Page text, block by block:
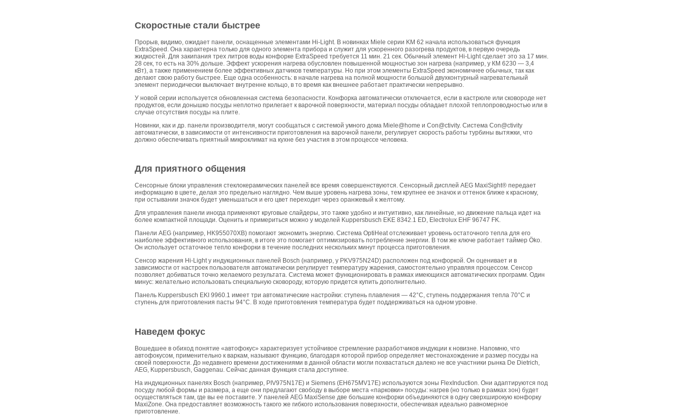
Скоростные стали быстрее
Прорыв, видимо, ожидает панели, оснащенные элементами Hi-Light. В новинках Miele серии KM 62 начала использоваться функция
ExtraSpeed. Она характерна только для одного элемента прибора и служит для ускоренного разогрева продуктов, в первую очередь
жидкостей. Для закипания трех литров воды конфорке ExtraSpeed требуется 11 мин. 21 сек. Обычный элемент Hi-Light сделает это за 17 мин.
28 сек, то есть на 30% дольше. Эффект ускорения нагрева обусловлен повышенной мощностью зон нагрева (например, у КМ 6230 — 3,4
кВт), а также применением более эффективных датчиков температуры. Но при этом элементы ExtraSpeed экономичнее обычных, так как
делают свою работу быстрее. Еще одна особенность: в начале нагрева на полной мощности большой двухконтурный нагревательный
элемент периодически выключает внутренне кольцо, в то время как внешнее работает практически непрерывно.
У новой серии используется обновленная система безопасности. Конфорка автоматически отключается, если в кастрюле или сковороде нет
продуктов, если донышко посуды неплотно прилегает к варочной поверхности, материал посуды обладает плохой теплопроводностью или в
случае отсутствия посуды на плите.
Новинки, как и др. панели производителя, могут сообщаться с системой умного дома Miele@home и Con@ctivity. Система Con@ctivity
автоматически, в зависимости от интенсивности приготовления на варочной панели, регулирует скорость работы турбины вытяжки, что
должно обеспечивать приятный микроклимат на кухне без участия в этом процессе человека.
Для приятного общения
Сенсорные блоки управления стеклокерамических панелей все время совершенствуются. Сенсорный дисплей AEG MaxiSight® передает
информацию в цвете, делая это предельно наглядно. Чем выше уровень нагрева зоны, тем крупнее ее значок и оттенок ближе к красному,
при остывании значок будет уменьшаться и его цвет переходит через оранжевый к желтому.
Для управления панели иногда применяют круговые слайдеры, это также удобно и интуитивно, как линейные, но движение пальца идет на
более компактной площади. Оценить и примериться можно у моделей Kuppersbusch EKE 8342.1 ED, Electrolux EHF 96747 FK.
Панели AEG (например, HK955070XB) помогают экономить энергию. Система OptiHeat отслеживает уровень остаточного тепла для его
наиболее эффективного использования, в итоге это помогает оптимизировать потребление энергии. В том же ключе работает таймер Öko.
Он использует остаточное тепло конфорки в течение последних нескольких минут процесса приготовления.
Сенсор жарения Hi-Light у индукционных панелей Bosch (например, у PKV975N24D) расположен под конфоркой. Он оценивает и в
зависимости от настроек пользователя автоматически регулирует температуру жарения, самостоятельно управляя процессом. Сенсор
позволяет добиваться точно желаемого результата. Система может функционировать в рамках имеющихся автоматических программ. Один
минус: желательно использовать специальную сковороду, которую придется купить дополнительно.
Панель Kuppersbusch EKI 9960.1 имеет три автоматические настройки: ступень плавления — 42°С, ступень поддержания тепла 70°С и
ступень для приготовления пасты 94°С. В ходе приготовления температура будет поддерживаться на одном уровне.
Наведем фокус
Вошедшее в обиход понятие «автофокус» характеризует устойчивое стремление разработчиков индукции к новизне. Напомню, что
автофокусом, применительно к варкам, называют функцию, благодаря которой прибор определяет местонахождение и размер посуды на
своей поверхности. До недавнего времени достижениями в данной области могли похвастаться далеко не все участники рынка De Dietrich,
AEG, Kuppersbusch, Gaggenau. Сейчас данная функция стала доступнее.
На индукционных панелях Bosch (например, PIV975N17E) и Siemens (EH675MV17E) используются зоны FlexInduction. Они адаптируются под
посуду любой формы и размера, а еще они предлагают свободу в выборе места «парковки» посуды: нагрев (но только в рамках зон) будет
осуществляться там, где вы ее поставите. У панелей AEG MaxiSense две большие конфорки объединяются в одну сверхширокую конфорку
MaxiZone. Она предоставляет возможность такого же гибкого использования поверхности, обеспечивая идеально равномерное
приготовление.